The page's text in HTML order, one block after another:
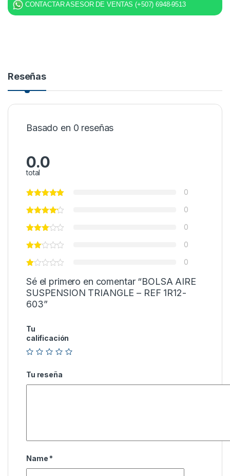
CONTACTAR ASESOR DE VENTAS (+507) 6948-9513
Reseñas
Basado en 0 reseñas
0.0
total
0
0
0
0
0
Sé el primero en comentar “BOLSA AIRE
SUSPENSION TRIANGLE – REF 1R12-
603”
Tu
calificación
Tu reseña
Name *